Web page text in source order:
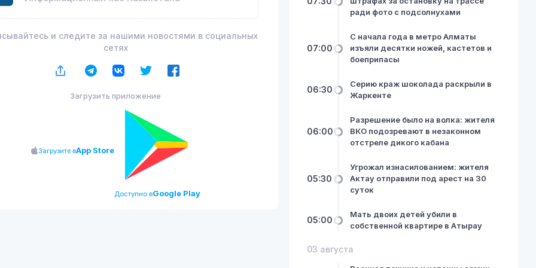
и следите за нашими новостями в социальных
сетях
Загрузить приложение
Загрузите вApp Store
Доступно вGoogle Play
ради фото с подсолнухами
07:00
С начала года в метро Алматы
изъяли десятки ножей, кастетов и
боеприпасы
06:30
Серию краж шоколада раскрыли в
Жаркенте
06:00
Разрешение было на волка: жителя
ВКО подозревают в незаконном
отстреле дикого кабана
05:30
Угрожал изнасилованием: жителя
Актау отправили под арест на 30
суток
05:00
Мать двоих детей убили в
собственной квартире в Атырау
03 августа